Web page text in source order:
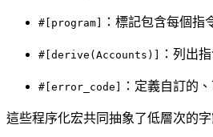
#[program] ：標記包含每個指
#[derive(Accounts)] ：列出
#[error_code] ：定義自訂的
這些程序化宏共同抽象了低層次的